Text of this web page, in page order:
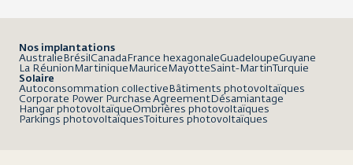
Nos implantations
Australie Brésil Canada France hexagonaleGuadeloupeGuyane
La Réunion Martinique Maurice MayotteSaint-MartinTurquie
Solaire
Autoconsommation collective Bâtiments photovoltaïques
Corporate Power Purchase Agreement Désamiantage
Hangar photovoltaïqueOmbrières photovoltaïques
Parkings photovoltaïquesToitures photovoltaïques